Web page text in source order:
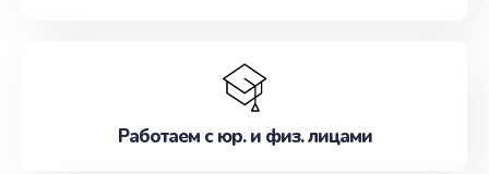
Работаем с юр. и физ. лицами